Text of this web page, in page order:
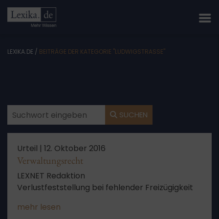
LEXIKA.DE / BEITRÄGE DER KATEGORIE "LUDWIGSTRASSE"
SUCHEN
Urteil | 12. Oktober 2016
Verwaltungsrecht
LEXNET Redaktion
Verlustfeststellung bei fehlender Freizügigkeit
mehr lesen